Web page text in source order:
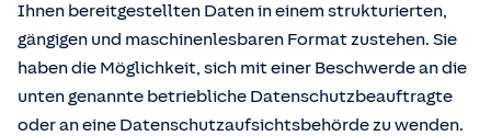
Ihnen bereitgestellten Daten in einem strukturierten,
gängigen und maschinenlesbaren Format zustehen. Sie
haben die Möglichkeit, sich mit einer Beschwerde an die
unten genannte betriebliche Datenschutzbeauftragte
oder an eine Datenschutzaufsichtsbehörde zu wenden.